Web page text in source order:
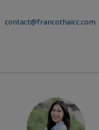
contact@francothaicc.com